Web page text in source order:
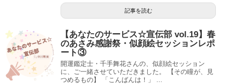
記事を読む
【あなたのサービス☆宣伝部 vol.19】春
のあさみ感謝祭・似顔絵セッションレポ
ート③
開運鑑定士・千手舞花さんの、似顔絵セッション
に、ご一緒させていただきました。 【その瞳が、見
つめるもの】 「こんばんは！」 ...